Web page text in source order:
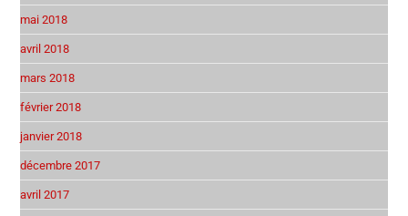
mai 2018
avril 2018
mars 2018
février 2018
janvier 2018
décembre 2017
avril 2017